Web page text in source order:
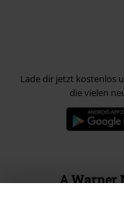
Lade dir jetzt kostenlos
die vielen
A Warner